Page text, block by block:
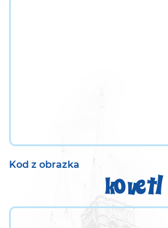
Kod z obrazka